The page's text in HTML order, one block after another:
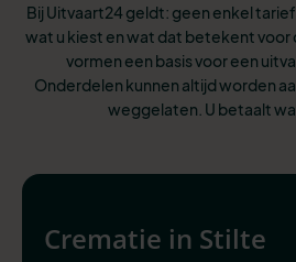
Bij Uitvaart24 geldt: geen enkel tarief
wat u kiest en wat dat betekent voor
vormen een basis voor een
Onderdelen kunnen altijd worden
weggelaten. U betaalt
Crematie in Stilte